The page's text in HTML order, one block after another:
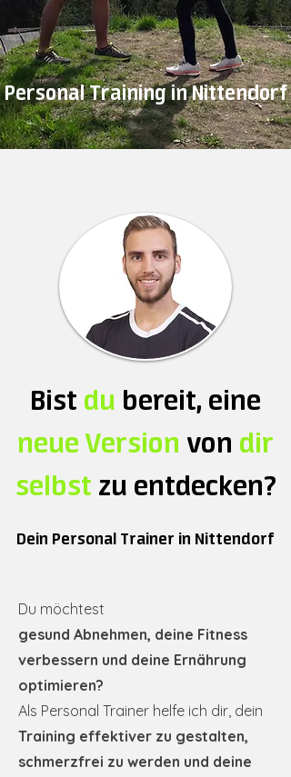
Personal Training in Nittendorf
Bist du bereit, eine
neue Version von dir
selbst zu entdecken?
Dein Personal Trainer in Nittendorf
Du möchtest
gesund Abnehmen, deine Fitness
verbessern und deine Ernährung
optimieren?
Als Personal Trainer helfe ich dir, dein
Training effektiver zu gestalten,
schmerzfrei zu werden und deine